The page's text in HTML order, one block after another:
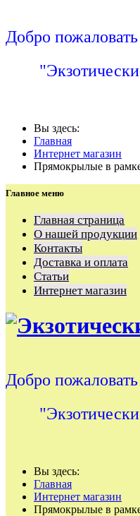
Добро
Вы здесь:
Главная
Интернет магазин
Прямокрылые в
Главное меню
Главная страница
О нашей продукции
Контакты
Доставка и оплата
Статьи
Интернет магазин
Добро
Вы здесь:
Главная
Интернет магазин
Прямокрылые в